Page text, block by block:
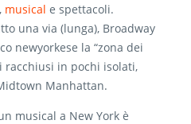
musical e spettacoli.
una via (lunga), Broadway
newyorkese la “zona dei
racchiusi in pochi isolati,
Manhattan.
musical a New York è